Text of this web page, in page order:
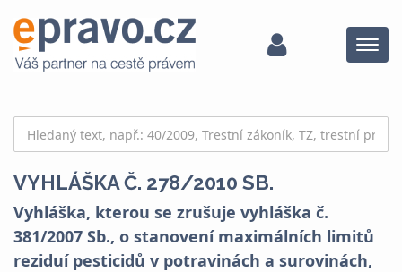
Menu
VYHLÁŠKA Č. 278/2010 SB.
Vyhláška, kterou se zrušuje vyhláška č.
381/2007 Sb., o stanovení maximálních limitů
reziduí pesticidů v potravinách a surovinách,